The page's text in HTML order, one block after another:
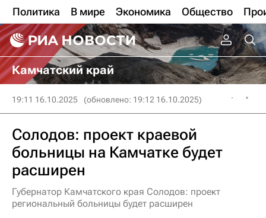
Политика В мире Экономика Общество
Камчатский край
19:11 16.10.2025 (обновлено: 19:12 16.10.2025)
Солодов: проект краевой
больницы на Камчатке будет
расширен
Губернатор Камчатского края Солодов: проект
региональный больницы будет расширен